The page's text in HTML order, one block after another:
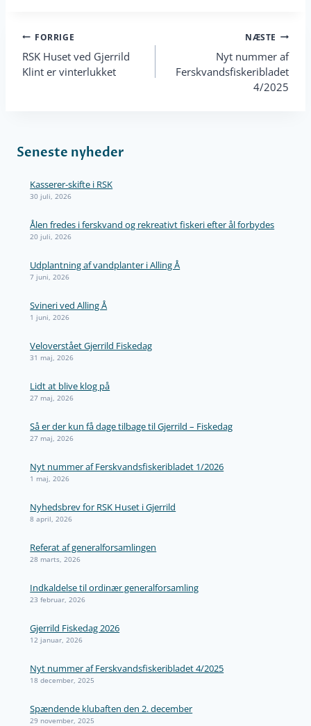
Indlægsnavigation
FORRIGE
RSK Huset ved Gjerrild
Klint er vinterlukket
NÆSTE
Nyt nummer af
Ferskvandsfiskeribladet
4/2025
Seneste nyheder
Kasserer-skifte i RSK
30 juli, 2026
Ålen fredes i ferskvand og rekreativt fiskeri efter ål forbydes
20 juli, 2026
Udplantning af vandplanter i Alling Å
7 juni, 2026
Svineri ved Alling Å
1 juni, 2026
Veloverstået Gjerrild Fiskedag
31 maj, 2026
Lidt at blive klog på
27 maj, 2026
Så er der kun få dage tilbage til Gjerrild – Fiskedag
27 maj, 2026
Nyt nummer af Ferskvandsfiskeribladet 1/2026
1 maj, 2026
Nyhedsbrev for RSK Huset i Gjerrild
8 april, 2026
Referat af generalforsamlingen
28 marts, 2026
Indkaldelse til ordinær generalforsamling
23 februar, 2026
Gjerrild Fiskedag 2026
12 januar, 2026
Nyt nummer af Ferskvandsfiskeribladet 4/2025
18 december, 2025
Spændende klubaften den 2. december
29 november, 2025